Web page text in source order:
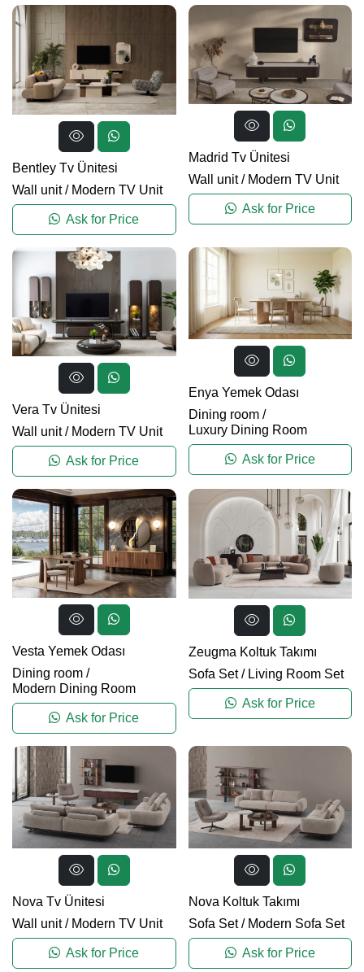
Bentley Tv Ünitesi
Wall unit/ Modern TV Unit
Ask for Price
Madrid Tv Ünitesi
Wall unit/ Modern TV Unit
Ask for Price
Vera Tv Ünitesi
Wall unit/ Modern TV Unit
Ask for Price
Enya Yemek Odası
Dining room/
Luxury Dining Room
Ask for Price
Vesta Yemek Odası
Dining room /
Modern Dining Room
Ask for Price
Zeugma Koltuk Takımı
Sofa Set/ Living Room Set
Ask for Price
Nova Tv Ünitesi
Wall unit/ Modern TV Unit
Ask for Price
Nova Koltuk Takımı
Sofa Set/ Modern Sofa Set
Ask for Price